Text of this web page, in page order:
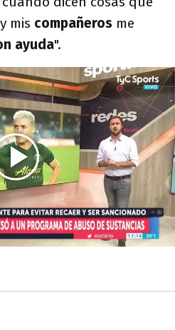
y mis compañeros me
ayuda".